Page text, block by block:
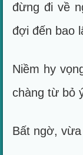
đừng đi về
đợi đến bao
Niềm hy
chàng từ bỏ
Bất ngờ,